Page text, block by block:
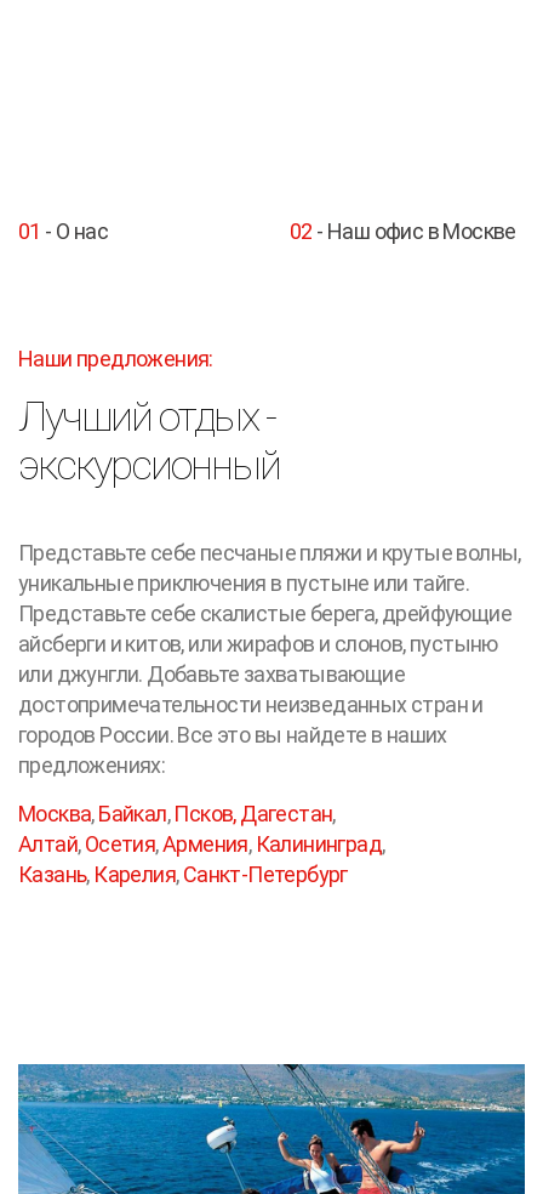
01 - О нас 02 - Наш офис в Москве
Наши предложения:
Лучший отдых -
экскурсионный
Представьте себе песчаные пляжи и крутые волны,
уникальные приключения в пустыне или тайге.
Представьте себе скалистые берега, дрейфующие
айсберги и китов, или жирафов и слонов, пустыню
или джунгли. Добавьте захватывающие
достопримечательности неизведанных стран и
городов России. Все это вы найдете в наших
предложениях:
Москва,Байкал,Псков,Дагестан,
Алтай,Осетия,Армения, Калининград,
Казань, Карелия,Санкт-Петербург